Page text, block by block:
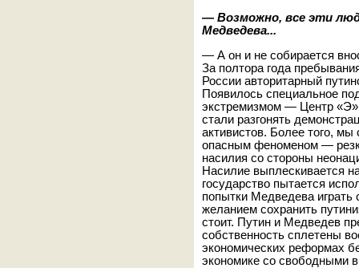
— Возможно, все эти
Медведева...
— А он и не собирается
За полтора года
России авторитарный
Появилось специальное
экстремизмом — Центр
стали разгонять
активистов. Более того,
опасным феноменом —
насилия со стороны
Насилие выплескивается
государство пытается
попытки Медведева
желанием сохранить
стоит. Путин и Медведев
собственность сплетены
экономических реформах
экономике со свободными